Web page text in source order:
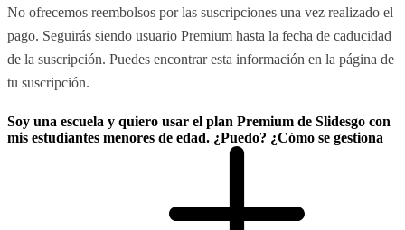
No ofrecemos reembolsos por las suscripciones una vez realizado el
pago. Seguirás siendo usuario Premium hasta la fecha de caducidad
de la suscripción. Puedes encontrar esta información en la página de
tu suscripción.
Soy una escuela y quiero usar el plan Premium de Slidesgo con
mis estudiantes menores de edad. ¿Puedo? ¿Cómo se gestiona